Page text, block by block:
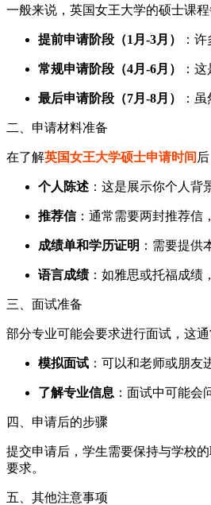
一般来说，英国女王大学的硕士课
提前申请阶段（1月-3月） ：
常规申请阶段（4月-6月） ：
最后申请阶段（7月-8月） ：
二、申请材料准备
在了解英国女王大学硕士申请时间
个人陈述 ：这是展示你个人背
推荐信：通常需要两封推荐信
成绩单和学历证明 ：需要提供
语言成绩：如雅思或托福成绩
三、面试准备
部分专业可能会要求进行面试，这
模拟面试 ：可以和老师或朋友
了解专业信息 ：面试中可能会
四、申请后的步骤
提交申请后，学生需要保持与学校
要求。
五、其他注意事项